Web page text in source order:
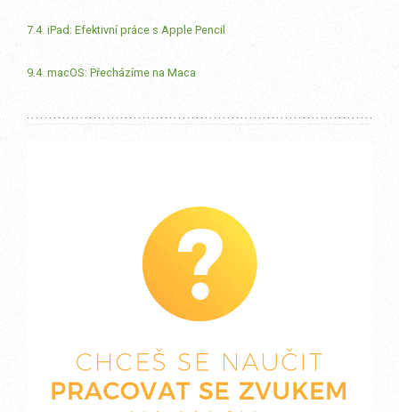
7.4. iPad: Efektivní práce s Apple Pencil
9.4. macOS: Přecházíme na Maca